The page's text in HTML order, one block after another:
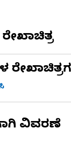
ವಿವರಣೆ